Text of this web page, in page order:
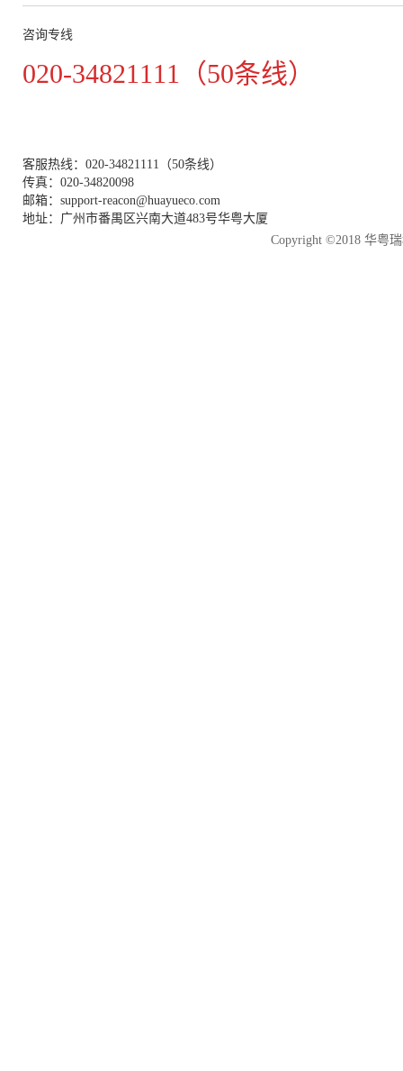
咨询专线
020-34821111（50条线）
客服热线：020-34821111（50条线）
传真：020-34820098
邮箱：support-reacon@huayueco.com
地址：广州市番禺区兴南大道483号华粤大厦
Copyright ©2018 华粤